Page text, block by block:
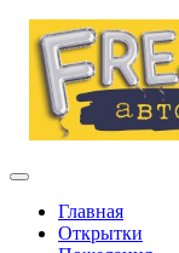
Главная
Открытки